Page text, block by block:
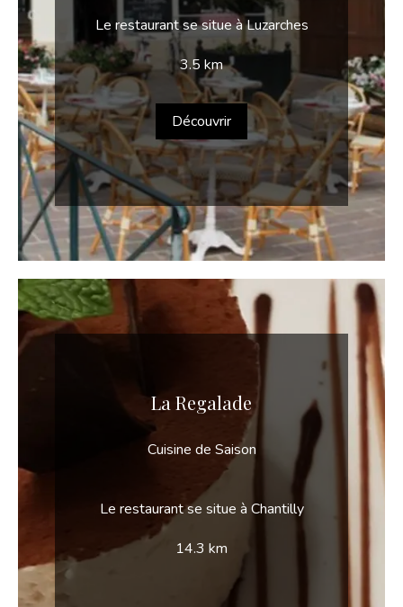
Le restaurant se situe à Luzarches
3.5 km
Découvrir
La Regalade
Cuisine de Saison
Le restaurant se situe à Chantilly
14.3 km